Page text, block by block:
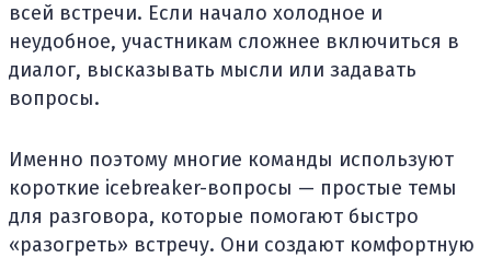
всей встречи. Если начало холодное и
неудобное, участникам сложнее включиться в
диалог, высказывать мысли или задавать
вопросы.
Именно поэтому многие команды используют
короткие icebreaker-вопросы — простые темы
для разговора, которые помогают быстро
«разогреть» встречу. Они создают комфортную